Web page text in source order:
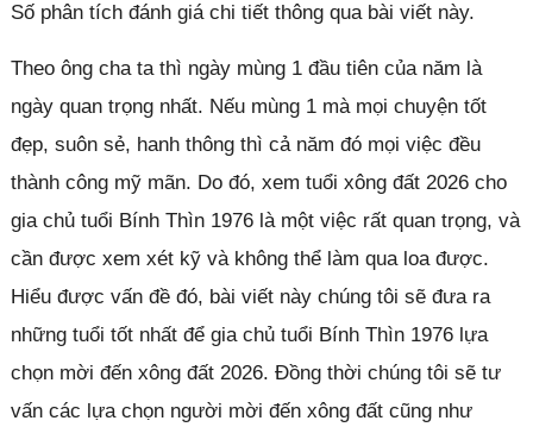
Số phân tích đánh giá chi tiết thông qua bài viết này.
Theo ông cha ta thì ngày mùng 1 đầu tiên của năm là
ngày quan trọng nhất. Nếu mùng 1 mà mọi chuyện tốt
đẹp, suôn sẻ, hanh thông thì cả năm đó mọi việc đều
thành công mỹ mãn. Do đó, xem tuổi xông đất 2026 cho
gia chủ tuổi Bính Thìn 1976 là một việc rất quan trọng, và
cần được xem xét kỹ và không thể làm qua loa được.
Hiểu được vấn đề đó, bài viết này chúng tôi sẽ đưa ra
những tuổi tốt nhất để gia chủ tuổi Bính Thìn 1976 lựa
chọn mời đến xông đất 2026. Đồng thời chúng tôi sẽ tư
vấn các lựa chọn người mời đến xông đất cũng như